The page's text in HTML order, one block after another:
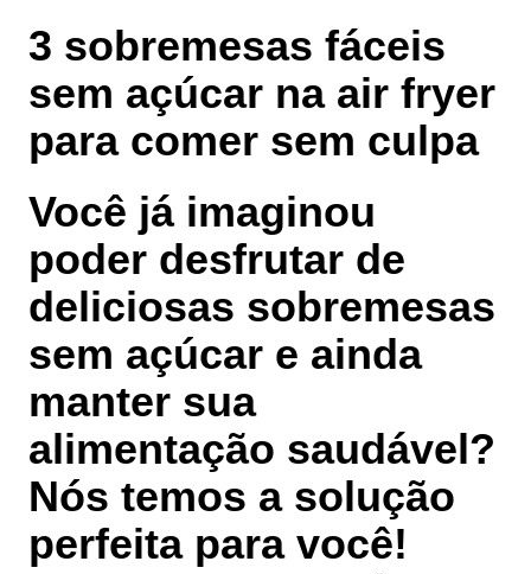
3 sobremesas fáceis
sem açúcar na air fryer
para comer sem culpa
Você já imaginou
poder desfrutar de
deliciosas sobremesas
sem açúcar e ainda
manter sua
alimentação saudável?
Nós temos a solução
perfeita para você!